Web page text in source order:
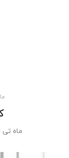
ماه